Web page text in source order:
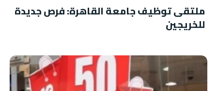
ملتقى توظيف جامعة القاهرة: فرص جديدة
للخريجين